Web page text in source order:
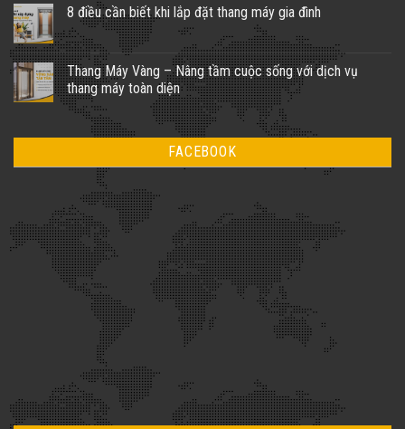
thang
máy
gia
đình
–
Quy
trình
thực
hiện
chuẩn
thuật
luận
ở
Danh
mục
bảo
trì
thang
máy
8 điều cần biết khi lắp đặt thang máy gia đình
Không
có
bình
luận
ở
8
điều
cần
khi
thang
đình
Thang Máy Vàng – Nâng tầm cuộc sống với dịch vụ
thang máy toàn diện
Không
Thang
Nâng
tầm
cuộc
sống
với
dịch
vụ
thang
FACEBOOK